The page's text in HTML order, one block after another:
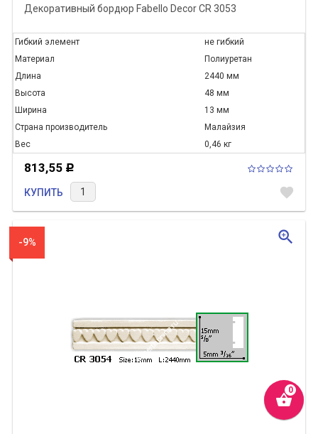
shopping_basket
Декоративный бордюр Fabello Decor CR 3053
Гибкий элемент
не гибкий
Материал
Полиуретан
Длина
2440 мм
Высота
48 мм
Ширина
13 мм
Страна производитель
Малайзия
Вес
0,46 кг
813,55 Р
КУПИТЬ favorite
-9% zoom_in